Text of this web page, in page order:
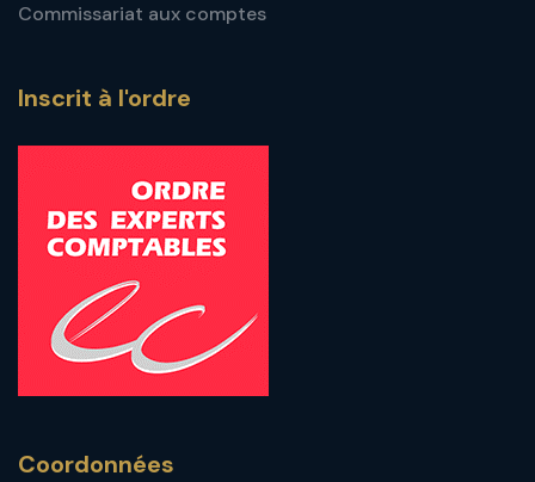
Commissariat aux comptes
Inscrit à l'ordre
Coordonnées